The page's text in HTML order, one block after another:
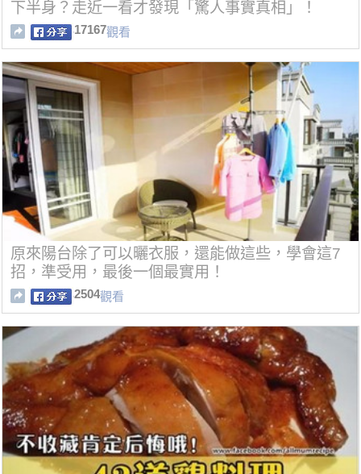
下半身？走近一看才發現「驚人事實真相」！
17167觀看
原來陽台除了可以曬衣服，還能做這些，學會這7
招，準受用，最後一個最實用！
2504觀看